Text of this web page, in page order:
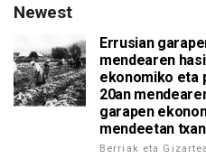
Newest
Errusian
mendearen
ekonomiko eta
20an
garapen
mendeetan
Berriak eta Gizartea